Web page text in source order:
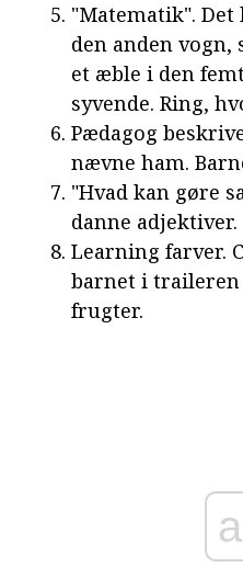
"Matematik".
den anden
et æble i den
syvende. Ring,
Pædagog
nævne ham.
"Hvad kan gøre
danne adjektiver.
Learning farver.
barnet i
frugter.